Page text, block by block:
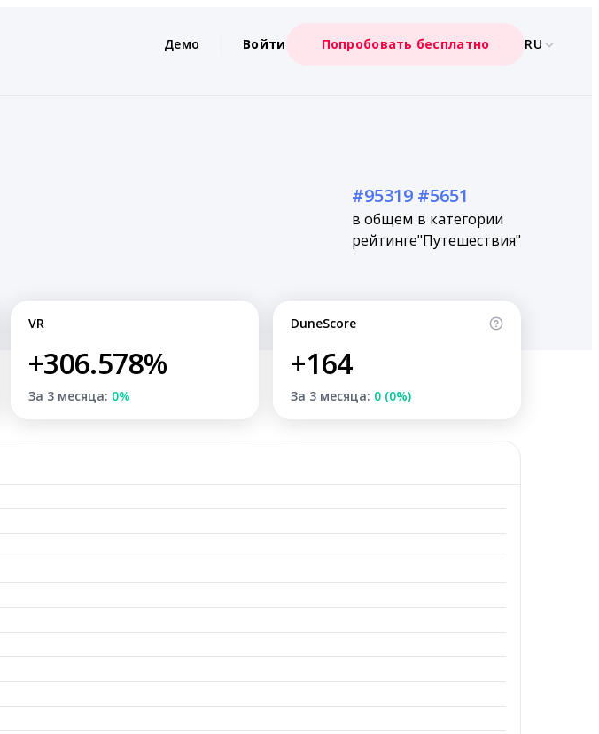
Демо Войти Попробовать бесплатно RU
#95319
в общем
рейтинге
#5651
в категории
"Путешествия"
VR
+306.578%
За 3 месяца: 0%
DuneScore
+164
За 3 месяца: 0 (0%)